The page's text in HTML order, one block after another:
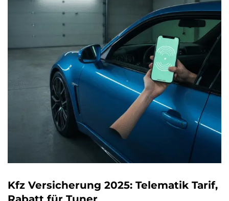
Kfz Versicherung 2025: Telematik Tarif,